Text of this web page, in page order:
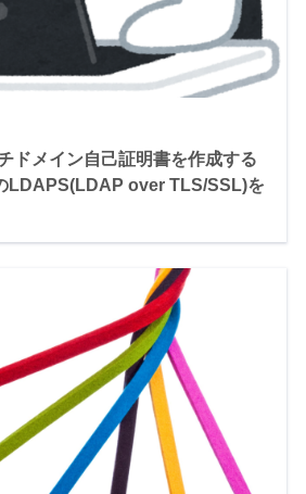
ドメイン自己証明書を作成する
over TLS/SSL)を